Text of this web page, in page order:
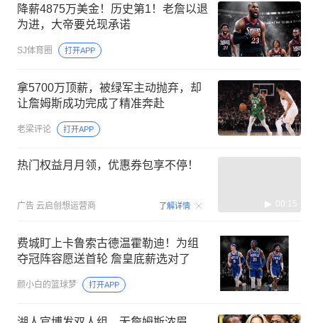
降薪4875万美金！历史第1！老詹以退
为进，大帝要兑现承诺
SJ体育圈 打开APP
拿5700万顶薪，被绿军主动抛弃，却
让詹姆斯成功完成了精准奔赴
老梁评论 打开APP
热门权益月月领，优惠券包享不停！
广告 云启创想运营商 了解详情 00:15
费城盯上卡鲁索古德温霍勒迪！为组
夺冠阵容愿送首轮 詹皇底薪选对了
颜小白的篮球梦 打开APP